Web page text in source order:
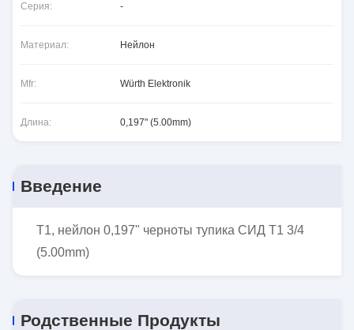
Серия: -
Материал: Нейлон
Mfr: Würth Elektronik
Длина: 0,197" (5.00mm)
Введение
T1, нейлон 0,197" черноты тупика СИД T1 3/4
(5.00mm)
Родственные Продукты